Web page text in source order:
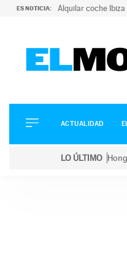
ES NOTICIA: Alquilar coche Ibiza
ELÉCTRICOS
CONDUCIR
ACTUALIDAD
LO ÚLTIMO